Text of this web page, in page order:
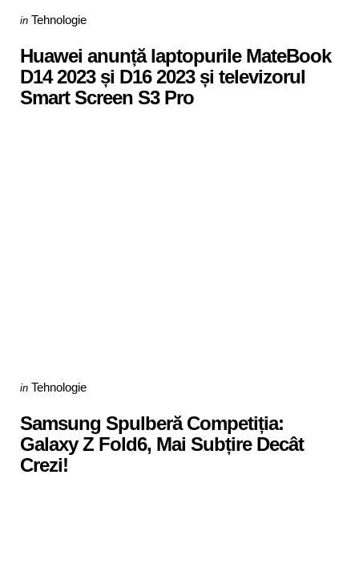
Categories
Posted
in Tehnologie
Huawei anunță laptopurile MateBook
D14 2023 și D16 2023 și televizorul
Smart Screen S3 Pro
Categories
Posted
in Tehnologie
Samsung Spulberă Competiția:
Galaxy Z Fold6, Mai Subțire Decât
Crezi!